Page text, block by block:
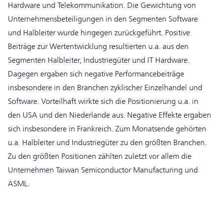
Hardware und Telekommunikation. Die Gewichtung von
Unternehmensbeteiligungen in den Segmenten Software
und Halbleiter wurde hingegen zurückgeführt. Positive
Beiträge zur Wertentwicklung resultierten u.a. aus den
Segmenten Halbleiter, Industriegüter und IT Hardware.
Dagegen ergaben sich negative Performancebeiträge
insbesondere in den Branchen zyklischer Einzelhandel und
Software. Vorteilhaft wirkte sich die Positionierung u.a. in
den USA und den Niederlande aus. Negative Effekte ergaben
sich insbesondere in Frankreich. Zum Monatsende gehörten
u.a. Halbleiter und Industriegüter zu den größten Branchen.
Zu den größten Positionen zählten zuletzt vor allem die
Unternehmen Taiwan Semiconductor Manufacturing und
ASML.